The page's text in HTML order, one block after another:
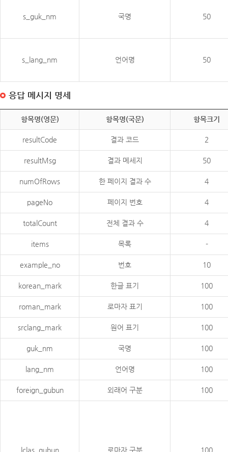
s_guk_nm 국명 50
s_lang_nm 언어명 50
응답 메시지 명세
항목명(영문) 항목명(국문) 항목크기
resultCode 결과 코드 2
resultMsg 결과 메세지 50
numOfRows 한 페이지 결과 수 4
pageNo 페이지 번호 4
totalCount 전체 결과 수 4
items 목록 -
example_no 번호 10
korean_mark 한글 표기 100
roman_mark 로마자 표기 100
srclang_mark 원어 표기 100
guk_nm 국명 100
lang_nm 언어명 100
foreign_gubun 외래어 구분 100
lclas_gubun 로마자 구분 100